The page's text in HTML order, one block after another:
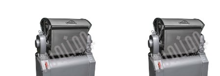
00000005512
Червячная пара на HWJ-50 (40 зубьев)
158 935₸